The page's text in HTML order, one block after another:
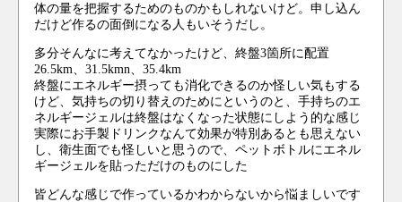
体の量を把握するためのものかもしれないけど。申し込ん
だけど作るの面倒になる人もいそうだし。
多分そんなに考えてなかったけど、終盤3箇所に配置
26.5km、31.5kmn、35.4km
終盤にエネルギー摂っても消化できるのか怪しい気もする
けど、気持ちの切り替えのためにというのと、手持ちのエ
ネルギージェルは終盤はなくなった状態にしよう的な感じ
実際にお手製ドリンクなんて効果が特別あるとも思えない
し、衛生面でも怪しいと思うので、ペットボトルにエネル
ギージェルを貼っただけのものにした
皆どんな感じで作っているかわからないから悩ましいです